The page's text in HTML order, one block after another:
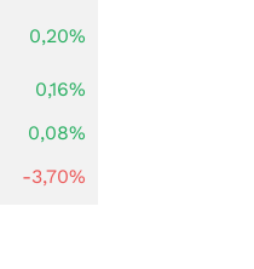
0,20%
0,16%
0,08%
-3,70%